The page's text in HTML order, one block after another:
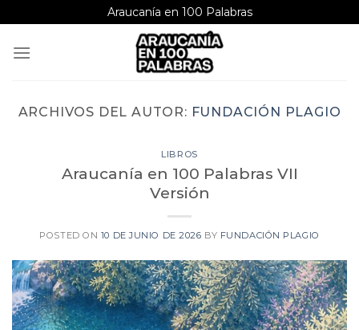
al
contenido
Araucanía en 100 Palabras
ARCHIVOS DEL AUTOR: FUNDACIÓN PLAGIO
LIBROS
Araucanía en 100 Palabras VII
Versión
POSTED ON 10 DE JUNIO DE 2026 BY FUNDACIÓN PLAGIO